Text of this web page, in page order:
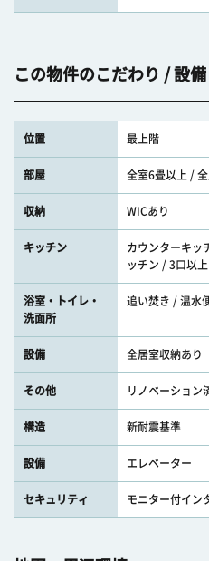
この物件のこだわり / 設
位置 最上階
部屋 全室6畳以上 /
収納 WICあり
キッチン
カウンターキッ
ッチン / 3口以
浴室・トイレ・
洗面所
追い焚き / 温水
設備 全居室収納あり
その他 リノベーション
構造 新耐震基準
設備 エレベーター
セキュリティ モニター付イン